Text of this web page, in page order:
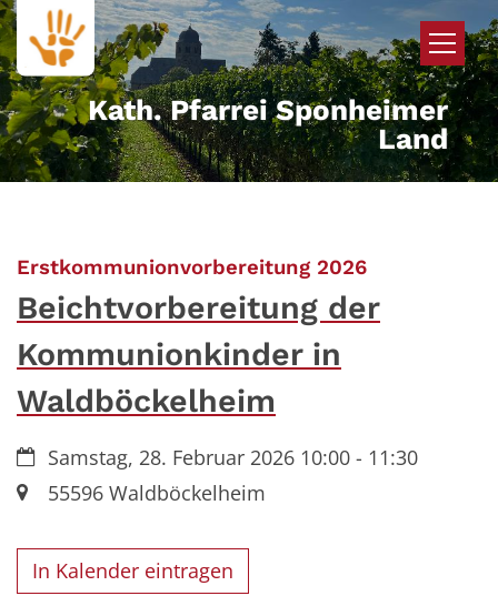
Zum Inhalt springen
Kath. Pfarrei Sponheimer
Land
Erstkommunionvorbereitung 2026:
Beichtvorbereitung der
Kommunionkinder in
Waldböckelheim
Datum:Samstag, 28. Februar 2026 10:00 - 11:30
Ort:55596Waldböckelheim
In Kalender eintragen